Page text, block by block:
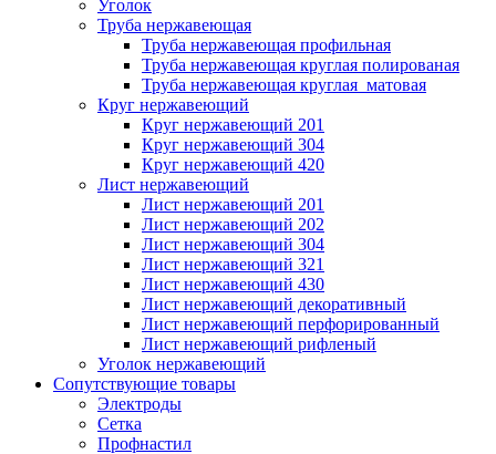
Уголок
Труба нержавеющая
Труба нержавеющая профильная
Труба нержавеющая круглая полированая
Труба нержавеющая круглая матовая
Круг нержавеющий
Круг нержавеющий 201
Круг нержавеющий 304
Круг нержавеющий 420
Лист нержавеющий
Лист нержавеющий 201
Лист нержавеющий 202
Лист нержавеющий 304
Лист нержавеющий 321
Лист нержавеющий 430
Лист нержавеющий декоративный
Лист нержавеющий перфорированный
Лист нержавеющий рифленый
Уголок нержавеющий
Cопутствующие товары
Электроды
Сетка
Профнастил